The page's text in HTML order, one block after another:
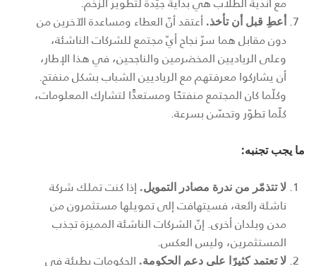
أعطِ قبل أن تأخذ. أعتقد أنّ العطاء ومساعدة الآخرين من
دون مقابل هما سرّ نجاح أيّ مجتمع للشركات الناشئة،
وعلى الرياديين المخضرمين والناجحين، في هذا الإطار،
أن يشاركوا معرفتهم مع الرياديين الشباب بشكل منفتح.
وكلّما كان المجتمع منفتحًا ومستعدًّا لتشارك المعلومات،
كلّما تطوّر وتحسّن بسرعة.
ما يجب تجنبه:
لا تتذمّر من ندرة مصادر التمويل. إذا كنت تملك شركة
ناشئة رائعة، فسيتهافت إلى تمويلها مستثمرون من
مدن وبلدان أخرى. إنّ الشركات الناشئة المميزة تجذب
المستثمرين، وليس العكس.
لا تعتمد كثيرًا على دعم الحكومة. الحكومات بطيئة في